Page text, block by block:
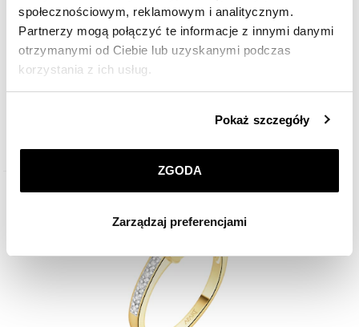
społecznościowym, reklamowym i analitycznym.
Partnerzy mogą połączyć te informacje z innymi danymi
otrzymanymi od Ciebie lub uzyskanymi podczas
korzystania z ich usług.
przez nas plików cookie znajdziesz wPolityce
prywatności.
korzystamy. Możesz również wybrać jaki rodzaj plików
Zarządzaj preferencjami. W każdej chwili możesz
dokonać zmiany wybranych przez Ciebie plików cookie.
Pokaż szczegóły
ZGODA
Zarządzaj preferencjami
Pierścionek z żółtego złota z diamentami - 0,20 ct - próba 585
6 490 zł